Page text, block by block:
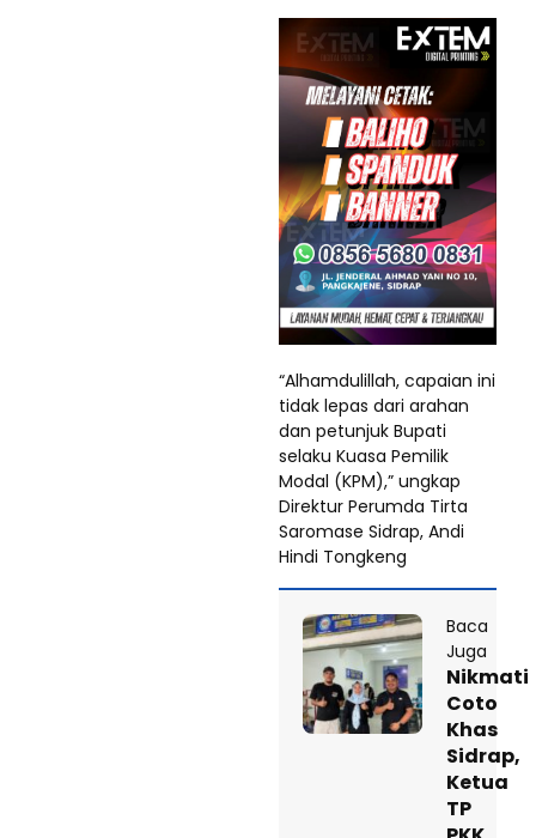
“Alhamdulillah, capaian ini
tidak lepas dari arahan
dan petunjuk Bupati
selaku Kuasa Pemilik
Modal (KPM),” ungkap
Direktur Perumda Tirta
Saromase Sidrap, Andi
Hindi Tongkeng
Baca
Juga
Nikmati
Coto
Khas
Sidrap,
Ketua
TP